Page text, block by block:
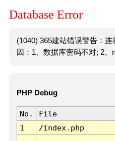
Database Error
(1040) 365建站错误警告：
因：1、数据库密码不对; 2、
PHP Debug
No. File
1
/index.php